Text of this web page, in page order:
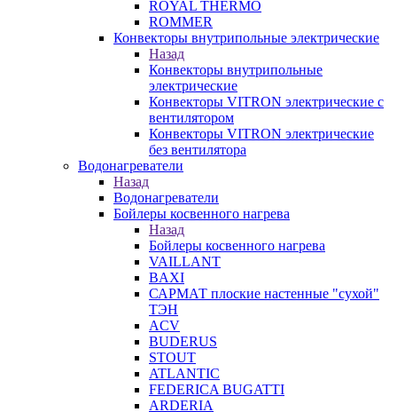
ROYAL THERMO
ROMMER
Конвекторы внутрипольные электрические
Назад
Конвекторы внутрипольные
электрические
Конвекторы VITRON электрические с
вентилятором
Конвекторы VITRON электрические
без вентилятора
Водонагреватели
Назад
Водонагреватели
Бойлеры косвенного нагрева
Назад
Бойлеры косвенного нагрева
VAILLANT
BAXI
САРМАТ плоские настенные "сухой"
ТЭН
ACV
BUDERUS
STOUT
ATLANTIC
FEDERICA BUGATTI
ARDERIA